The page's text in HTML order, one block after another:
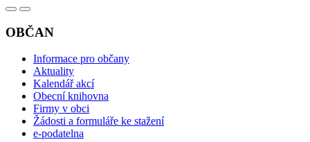
OBČAN
Informace pro občany
Aktuality
Kalendář akcí
Obecní knihovna
Firmy v obci
Žádosti a formuláře ke stažení
e-podatelna